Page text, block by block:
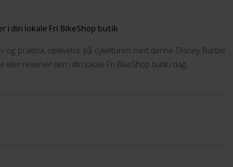
i din lokale Fri BikeShop butik
og praktisk oplevelse på cykelturen med denne Disney Barbie
eller reserver den i din lokale Fri BikeShop butik i dag.